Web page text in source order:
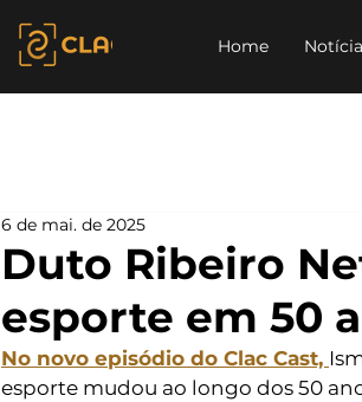
Home
Duto Ribeiro
esporte em 50
6 de mai. de 2025
No novo episódio do Clac Cast,
esporte mudou ao longo dos 50